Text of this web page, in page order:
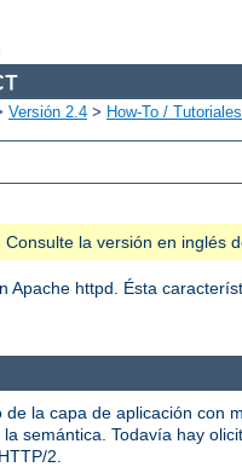
Versión 2.4 > How-To / Tutoriales
la versión en
Apache httpd. Ésta
la capa de aplicación con
semántica. Todavía hay
2.